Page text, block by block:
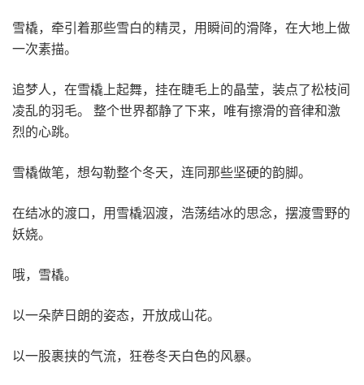
雪橇，牵引着那些雪白的精灵，用瞬间的滑降，在大地上做
一次素描。
追梦人，在雪橇上起舞，挂在睫毛上的晶莹，装点了松枝间
凌乱的羽毛。 整个世界都静了下来，唯有擦滑的音律和激
烈的心跳。
雪橇做笔，想勾勒整个冬天，连同那些坚硬的韵脚。
在结冰的渡口，用雪橇泅渡，浩荡结冰的思念，摆渡雪野的
妖娆。
哦，雪橇。
以一朵萨日朗的姿态，开放成山花。
以一股裹挟的气流，狂卷冬天白色的风暴。